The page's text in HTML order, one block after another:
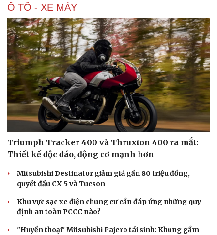
Di sản
Ô TÔ - XE MÁY
Triumph Tracker 400 và Thruxton 400 ra mắt:
Thiết kế độc đáo, động cơ mạnh hơn
Mitsubishi Destinator giảm giá gần 80 triệu đồng,
quyết đấu CX-5 và Tucson
Khu vực sạc xe điện chung cư cần đáp ứng những quy
định an toàn PCCC nào?
"Huyền thoại" Mitsubishi Pajero tái sinh: Khung gầm